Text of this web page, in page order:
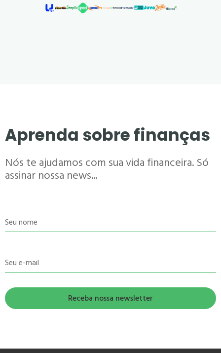
Aprenda sobre finanças
Nós te ajudamos com sua vida financeira. Só
assinar nossa news...
Seu nome
Seu e-mail